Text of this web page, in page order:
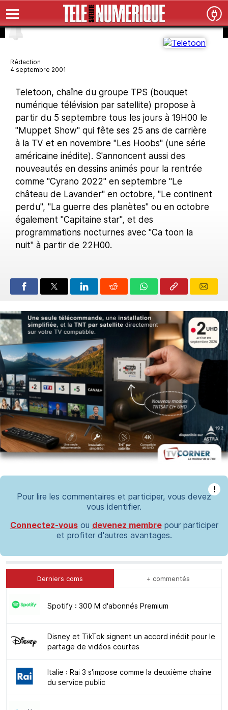
Rédaction
4 septembre 2001
Teletoon, chaîne du groupe TPS (bouquet
numérique télévision par satellite) propose à
partir du 5 septembre tous les jours à 19H00 le
"Muppet Show" qui fête ses 25 ans de carrière
à la TV et en novembre "Les Hoobs" (une série
américaine inédite). S'annoncent aussi des
nouveautés en dessins animés pour la rentrée
comme "Cyrano 2022" en septembre "Le
château de Lavander" en octobre, "Le continent
perdu", "La guerre des planètes" ou en octobre
également "Capitaine star", et des
programmations nocturnes avec "Ca toon la
nuit" à partir de 22H00.
!
Pour lire les commentaires et participer, vous devez
vous identifier.
Connectez-vousou devenez membrepour participer
et profiter d'autres avantages.
Derniers coms + commentés
Spotify : 300 M d'abonnés Premium
Disney et TikTok signent un accord inédit pour le
partage de vidéos courtes
Italie : Rai 3 s'impose comme la deuxième chaîne
du service public